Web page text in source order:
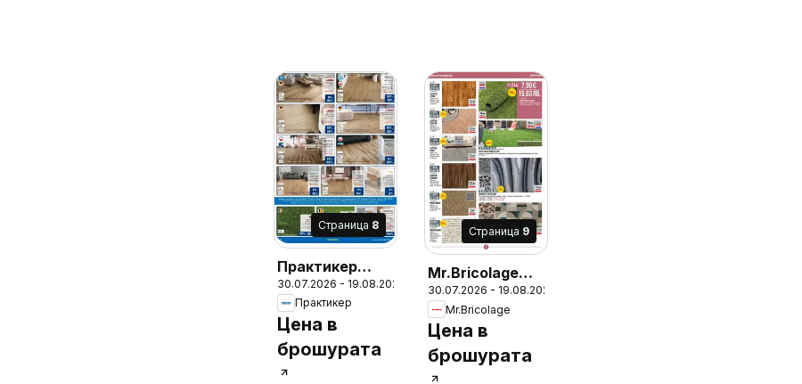
Cтраница 8
Практикер
брошура
30.07.2026 - 19.08.2026
Практикер
Цена в
брошурата
Cтраница 9
Mr.Bricolage
брошура
30.07.2026 - 19.08.2026
Mr.Bricolage
Цена в
брошурата